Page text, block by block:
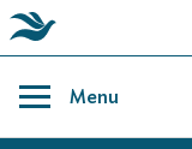
content
Menu